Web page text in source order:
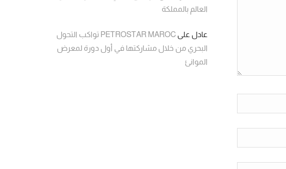
العالم بالمملكة
عادل على
PETROSTAR MAROC تواكب التحول
البحري من خلال مشاركتها في أول دورة لمعرض
الموانئ